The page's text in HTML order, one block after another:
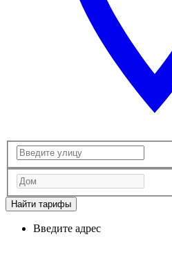
Найти тарифы
Введите адрес